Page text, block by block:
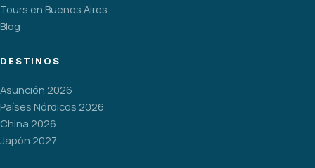
Tours en Buenos Aires
Blog
DESTINOS
Asunción 2026
Países Nórdicos 2026
China 2026
Japón 2027